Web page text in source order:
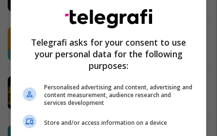
arritur: Lime & Jalapeño.
Popeyes
ndryshe
Vipa Chips
Telegrafi asks for your consent to use
your personal data for the following
purposes:
Personalised advertising and content, advertising and
content measurement, audience research and
services development
Store and/or access information on a device